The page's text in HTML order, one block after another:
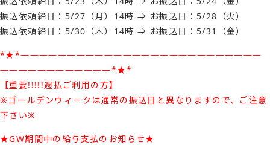
振込依頼締日：5/27（月）14時 ⇒ お振込日：5/28（火）
振込依頼締日：5/30（木）14時 ⇒ お振込日：5/31（金）
*★*――――――――――――――――――――――――――
――――――――――――*★*
【重要!!!!!週払ご利用の方】
※ゴールデンウィークは通常の振込日と異なりますので、ご注意
下さい※
★GW期間中の給与支払のお知らせ★